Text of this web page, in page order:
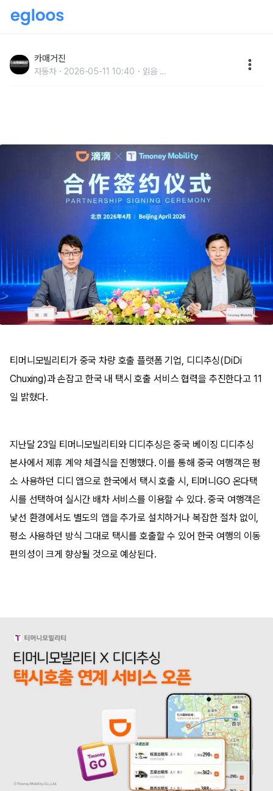
고 택시호출 연계 서비스 오픈
카매거진
자동차 2026-05-11 10:40 읽음 ...
티머니모빌리티가 중국 차량 호출 플랫폼 기업, 디디추싱(DiDi
Chuxing)과 손잡고 한국 내 택시 호출 서비스 협력을 추진한다고 11
일 밝혔다.
지난달 23일 티머니모빌리티와 디디추싱은 중국 베이징 디디추싱
본사에서 제휴 계약 체결식을 진행했다. 이를 통해 중국 여행객은 평
소 사용하던 디디 앱으로 한국에서 택시 호출 시, 티머니GO 온다택
시를 선택하여 실시간 배차 서비스를 이용할 수 있다. 중국 여행객은
낯선 환경에서도 별도의 앱을 추가로 설치하거나 복잡한 절차 없이,
평소 사용하던 방식 그대로 택시를 호출할 수 있어 한국 여행의 이동
편의성이 크게 향상될 것으로 예상된다.